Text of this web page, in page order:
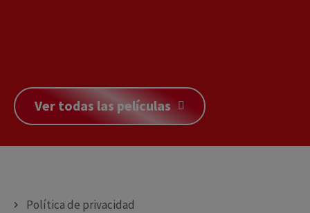
Ver todas las películas
Política de privacidad